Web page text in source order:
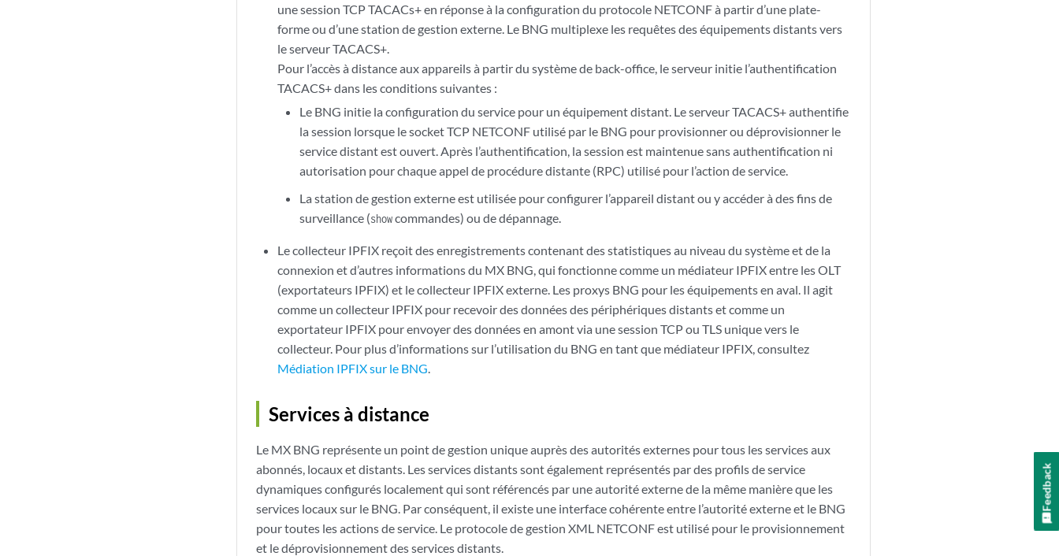
une session TCP TACACs+ en réponse à la configuration du protocole NETCONF à partir d’une plate-
forme ou d’une station de gestion externe. Le BNG multiplexe les requêtes des équipements distants vers
le serveur TACACS+.
Pour l’accès à distance aux appareils à partir du système de back-office, le serveur initie l’authentification
TACACS+ dans les conditions suivantes :
Le BNG initie la configuration du service pour un équipement distant. Le serveur TACACS+ authentifie
la session lorsque le socket TCP NETCONF utilisé par le BNG pour provisionner ou déprovisionner le
service distant est ouvert. Après l’authentification, la session est maintenue sans authentification ni
autorisation pour chaque appel de procédure distante (RPC) utilisé pour l’action de service.
La station de gestion externe est utilisée pour configurer l’appareil distant ou y accéder à des fins de
surveillance (showcommandes) ou de dépannage.
Le collecteur IPFIX reçoit des enregistrements contenant des statistiques au niveau du système et de la
connexion et d’autres informations du MX BNG, qui fonctionne comme un médiateur IPFIX entre les OLT
(exportateurs IPFIX) et le collecteur IPFIX externe. Les proxys BNG pour les équipements en aval. Il agit
comme un collecteur IPFIX pour recevoir des données des périphériques distants et comme un
exportateur IPFIX pour envoyer des données en amont via une session TCP ou TLS unique vers le
collecteur. Pour plus d’informations sur l’utilisation du BNG en tant que médiateur IPFIX, consultez
Médiation IPFIX sur le BNG
Services à distance
Le MX BNG représente un point de gestion unique auprès des autorités externes pour tous les services aux
abonnés, locaux et distants. Les services distants sont également représentés par des profils de service
dynamiques configurés localement qui sont référencés par une autorité externe de la même manière que les
services locaux sur le BNG. Par conséquent, il existe une interface cohérente entre l’autorité externe et le BNG
pour toutes les actions de service. Le protocole de gestion XML NETCONF est utilisé pour le provisionnement
et le déprovisionnement des services distants.
Feedback